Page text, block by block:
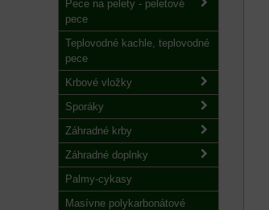
Pece na pelety - peletové
pece
Teplovodné kachle, teplovodné
pece
Krbové vložky
Sporáky
Záhradné krby
Záhradné doplnky
Palmy-cykasy
Masívne polykarbonátové